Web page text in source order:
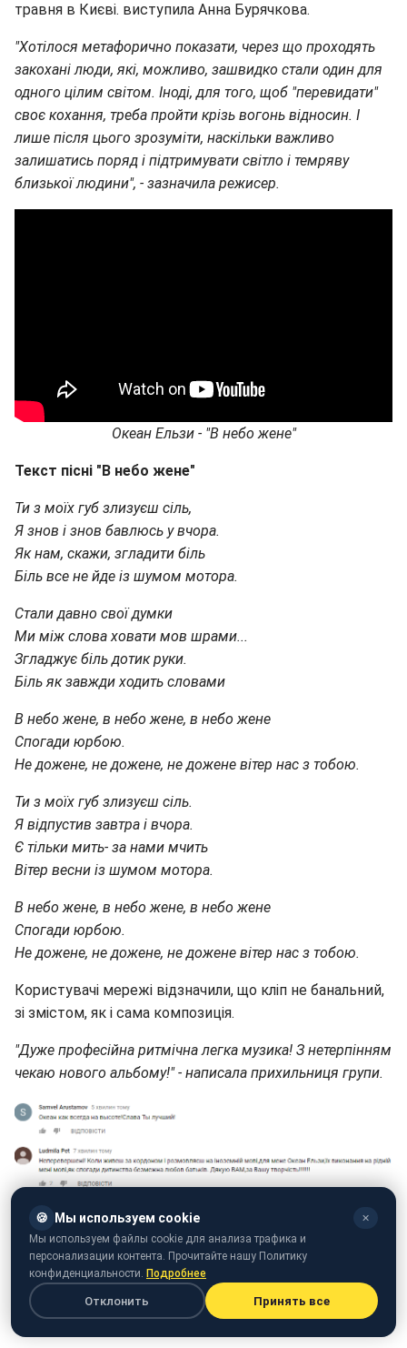
травня в Києві. виступила Анна Бурячкова.
"Хотілося метафорично показати, через що проходять
закохані люди, які, можливо, зашвидко стали один для
одного цілим світом. Іноді, для того, щоб "перевидати"
своє кохання, треба пройти крізь вогонь відносин. І
лише після цього зрозуміти, наскільки важливо
залишатись поряд і підтримувати світло і темряву
близької людини", - зазначила режисер.
Океан Ельзи - "В небо жене"
Текст пісні "В небо жене"
Ти з моїх губ злизуєш сіль,
Я знов і знов бавлюсь у вчора.
Як нам, скажи, згладити біль
Біль все не йде із шумом мотора.
Стали давно свої думки
Ми між слова ховати мов шрами...
Згладжує біль дотик руки.
Біль як завжди ходить словами
В небо жене, в небо жене, в небо жене
Спогади юрбою.
Не дожене, не дожене, не дожене вітер нас з тобою.
Ти з моїх губ злизуєш сіль.
Я відпустив завтра і вчора.
Є тільки мить- за нами мчить
Вітер весни із шумом мотора.
В небо жене, в небо жене, в небо жене
Спогади юрбою.
Не дожене, не дожене, не дожене вітер нас з тобою.
Користувачі мережі відзначили, що кліп не банальний,
зі змістом, як і сама композиція.
"Дуже професійна ритмічна легка музика! З нетерпінням
чекаю нового альбому!" - написала прихильниця групи.
🍪 Мы используем cookie ✕
Мы используем файлы cookie для анализа трафика и
персонализации контента. Прочитайте нашу Политику
конфиденциальности. Подробнее
Отклонить Принять все